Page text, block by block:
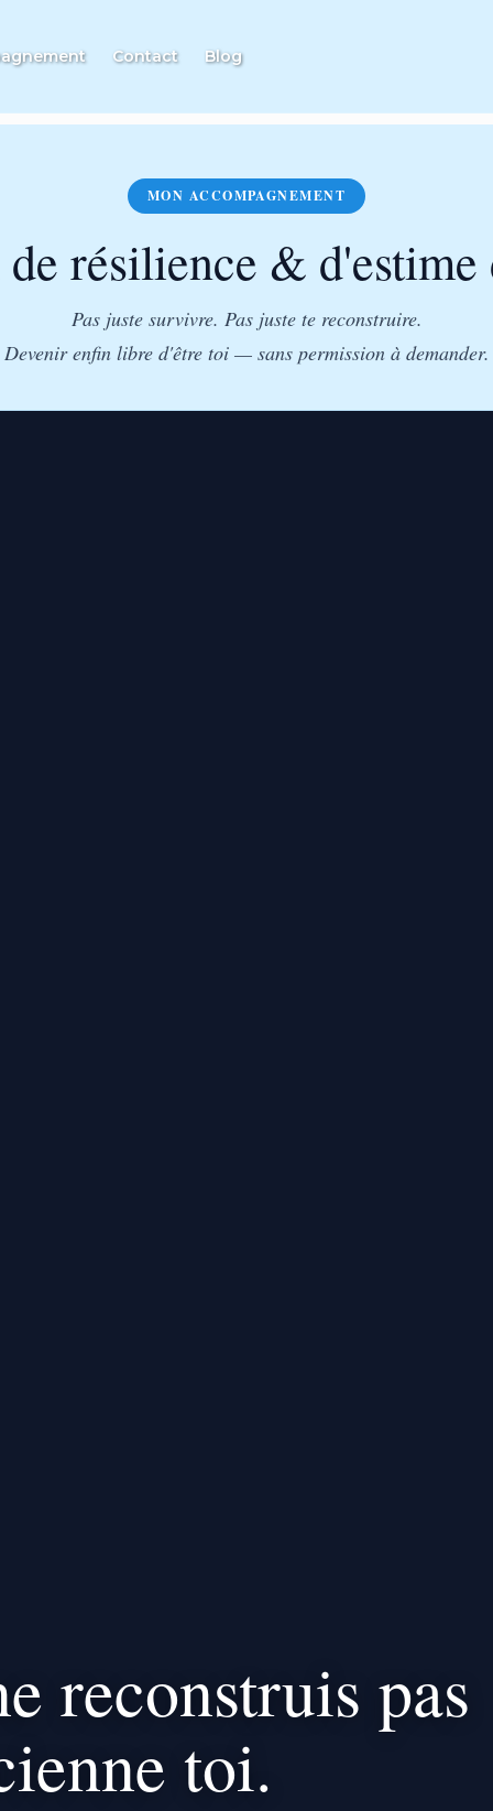
Contact Blog
MON ACCOMPAGNEMENT
de résilience & d'estime
Pas juste survivre. Pas juste te reconstruire.
Devenir enfin libre d'être toi — sans permission à demander.
reconstruis pas
toi.